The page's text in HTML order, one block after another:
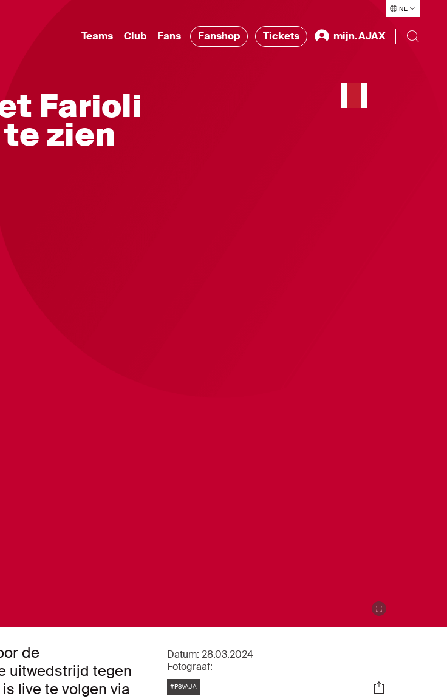
NL
Teams Club Fans Fanshop Tickets mijn.AJAX
Farioli
zien
de
uitwedstrijd tegen
live te volgen via
Datum: 28.03.2024
Fotograaf:
Tags
#PSVAJA Socials